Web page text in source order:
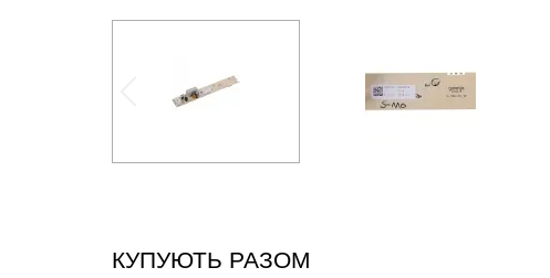
КУПУЮТЬ РАЗОМ